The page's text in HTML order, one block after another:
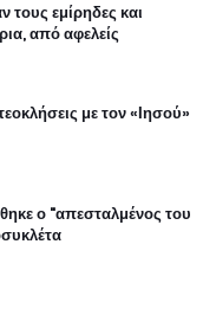
εμίρηδες και
από αφελείς
με τον «Ιησού»
ο "απεσταλμένος του